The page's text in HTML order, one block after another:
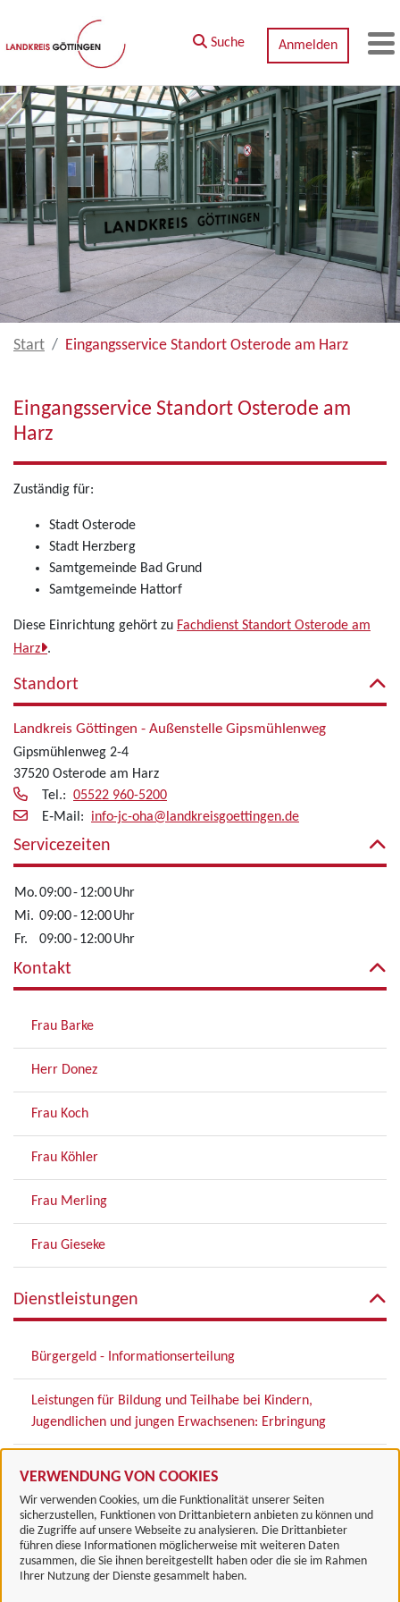
Zum Hauptinhalt springen
VERWENDUNG VON COOKIES
Wir verwenden Cookies, um die Funktionalität unserer Seiten
sicherzustellen, Funktionen von Drittanbietern anbieten zu können und
die Zugriffe auf unsere Webseite zu analysieren. Die Drittanbieter
führen diese Informationen möglicherweise mit weiteren Daten
zusammen, die Sie ihnen bereitgestellt haben oder die sie im Rahmen
Ihrer Nutzung der Dienste gesammelt haben.
Suche Anmelden
Start Eingangsservice Standort Osterode am Harz
Eingangsservice Standort Osterode am
Harz
Zuständig für:
Stadt Osterode
Stadt Herzberg
Samtgemeinde Bad Grund
Samtgemeinde Hattorf
Diese Einrichtung gehört zu Fachdienst Standort Osterode am
Harz .
Standort
Landkreis Göttingen - Außenstelle Gipsmühlenweg
Gipsmühlenweg 2-4
37520 Osterode am Harz
Tel.: 05522 960-5200
E‑Mail: info-jc-oha@landkreisgoettingen.de
Servicezeiten
Mo.09:00-12:00Uhr
Mi. 09:00-12:00Uhr
Fr.
09:00-12:00Uhr
Kontakt
Frau Barke
Herr Donez
Frau Koch
Frau Köhler
Frau Merling
Frau Gieseke
Dienstleistungen
Bürgergeld - Informationserteilung
Leistungen für Bildung und Teilhabe bei Kindern,
Jugendlichen und jungen Erwachsenen: Erbringung
Landkreis Göttingen